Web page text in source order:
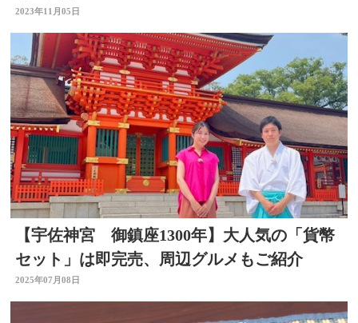
2023年11月05日
【宇佐神宮 御鎮座1300年】大人気の「貨幣
セット」は即完売、周辺グルメもご紹介
2025年07月08日